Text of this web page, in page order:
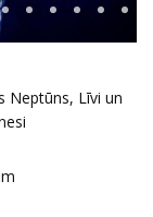
Neptūns, Līvi un